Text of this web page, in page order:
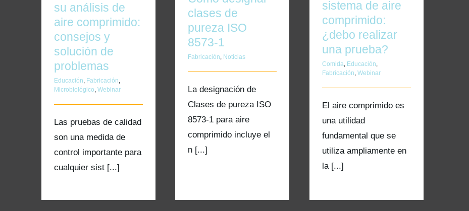
su análisis de
aire comprimido:
consejos y
solución de
problemas
Educación, Fabricación,
Microbiológico, Webinar
Las pruebas de calidad
son una medida de
control importante para
cualquier sist [...]
clases de
pureza ISO
8573-1
Fabricación Noticias
La designación de
Clases de pureza ISO
8573-1 para aire
comprimido incluye el
n [...]
sistema de aire
comprimido:
¿debo realizar
una prueba?
Comida, Educación,
Fabricación, Webinar
El aire comprimido es
una utilidad
fundamental que se
utiliza ampliamente en
la [...]